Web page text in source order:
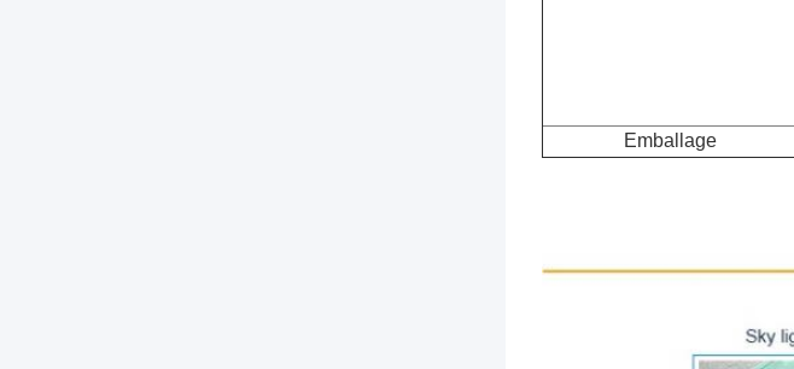
Emballage